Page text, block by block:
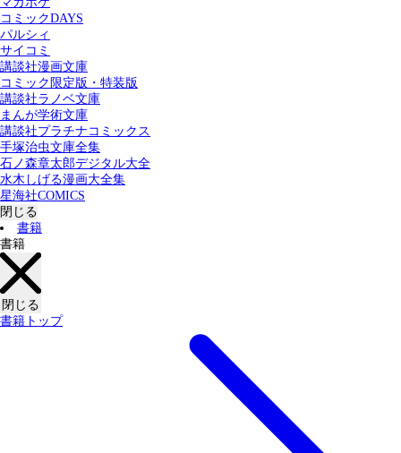
コミックDAYS
パルシィ
サイコミ
講談社漫画文庫
コミック限定版・特装版
講談社ラノベ文庫
まんが学術文庫
講談社プラチナコミックス
手塚治虫文庫全集
石ノ森章太郎デジタル大全
水木しげる漫画大全集
星海社COMICS
閉じる
書籍
書籍
閉じる
書籍トップ
カテゴリー：
すべての記事